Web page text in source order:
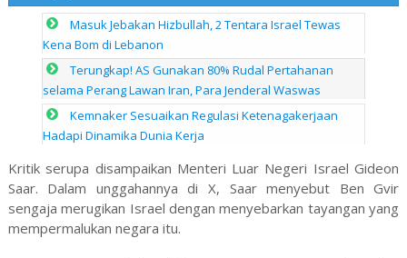
Masuk Jebakan Hizbullah, 2 Tentara Israel Tewas
Kena Bom di Lebanon
Terungkap! AS Gunakan 80% Rudal Pertahanan
selama Perang Lawan Iran, Para Jenderal Waswas
Kemnaker Sesuaikan Regulasi Ketenagakerjaan
Hadapi Dinamika Dunia Kerja
Kritik serupa disampaikan Menteri Luar Negeri Israel Gideon
Saar. Dalam unggahannya di X, Saar menyebut Ben Gvir
sengaja merugikan Israel dengan menyebarkan tayangan yang
mempermalukan negara itu.